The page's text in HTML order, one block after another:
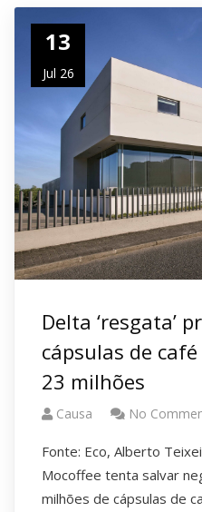
13
Jul 26
Delta ‘resgata’
cápsulas de
23 milhões
Causa No
Fonte: Eco, Alberto
Mocoffee tenta salvar
milhões de cápsulas de